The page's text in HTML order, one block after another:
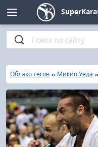
Главная
»
Облако тегов » Микио Уеда »
Киокушинкай
Кёкусин (IFK)
Шинкиокушинкай
Кекусин-кан
Кикбоксинг и K-1
Фото
Видео
Интервью
Статьи
Уроки каратэ
Файлы
Библиотека